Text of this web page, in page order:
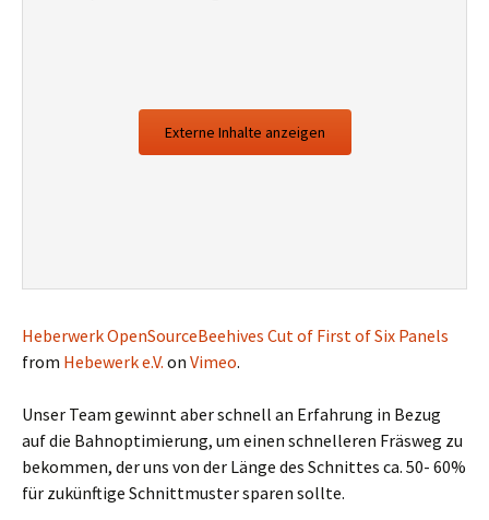
Externe Inhalte anzeigen
Heberwerk OpenSourceBeehives Cut of First of Six Panels
from Hebewerk e.V. on Vimeo.
Unser Team gewinnt aber schnell an Erfahrung in Bezug
auf die Bahnoptimierung, um einen schnelleren Fräsweg zu
bekommen, der uns von der Länge des Schnittes ca. 50- 60%
für zukünftige Schnittmuster sparen sollte.